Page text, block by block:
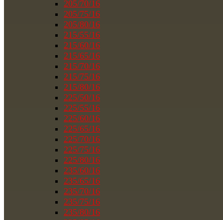
205/70/16
205/75/16
205/80/16
215/55/16
215/60/16
215/65/16
215/70/16
215/75/16
215/80/16
225/50/16
225/55/16
225/60/16
225/65/16
225/70/16
225/75/16
225/80/16
235/60/16
235/65/16
235/70/16
235/75/16
235/80/16